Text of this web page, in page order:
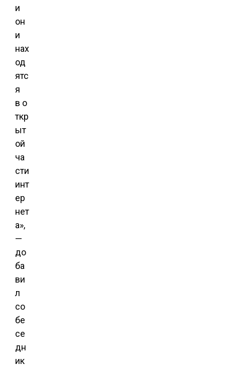
и
он
и
нах
од
ятс
я
в о
ткр
ыт
ой
ча
сти
инт
ер
нет
а»,
—
до
ба
ви
л
со
бе
се
дн
ик